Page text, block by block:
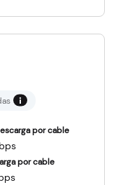
por cable
por cable